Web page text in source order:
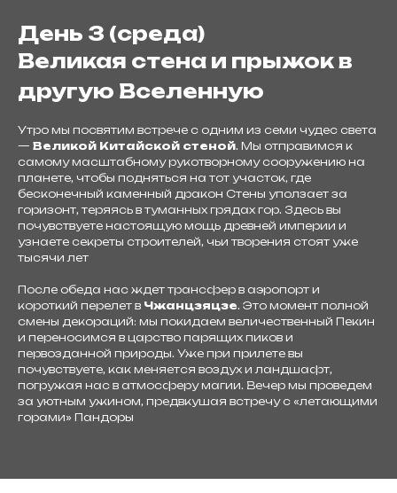
День 3 (среда)
Великая стена и прыжок в
другую Вселенную
Утро мы посвятим встрече с одним из семи чудес света
— Великой Китайской стеной. Мы отправимся к
самому масштабному рукотворному сооружению на
планете, чтобы подняться на тот участок, где
бесконечный каменный дракон Стены уползает за
горизонт, теряясь в туманных грядах гор. Здесь вы
почувствуете настоящую мощь древней империи и
узнаете секреты строителей, чьи творения стоят уже
тысячи лет
После обеда нас ждет трансфер в аэропорт и
короткий перелет в Чжанцзяцзе. Это момент полной
смены декораций: мы покидаем величественный Пекин
и переносимся в царство парящих пиков и
первозданной природы. Уже при прилете вы
почувствуете, как меняется воздух и ландшафт,
погружая нас в атмосферу магии. Вечер мы проведем
за уютным ужином, предвкушая встречу с «летающими
горами» Пандоры